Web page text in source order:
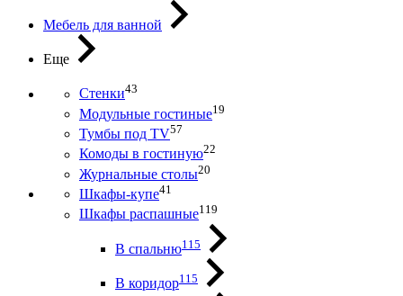
Мебель для ванной
Еще
Стенки43
Модульные гостиные19
Тумбы под ТV57
Комоды в гостиную22
Журнальные столы20
Шкафы-купе41
Шкафы распашные119
В спальню115
В коридор115